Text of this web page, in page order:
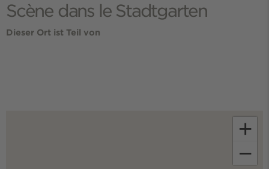
Scène dans le Stadtgarten
Dieser Ort ist Teil von
+
−